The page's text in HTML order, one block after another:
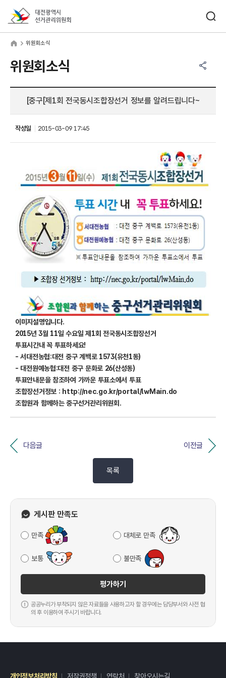
위원회소식
위원회소식
[중구[제1회 전국동시조합장선거 정보를 알려드립니다~
작성일 2015-03-09 17:45
이미지설명입니다.
2015년 3월 11일 수요일 제1회 전국동시조합장선거
투표시간내 꼭 투표하세요!
- 서대전농협:대전 중구 계백로 1573(유천1동)
- 대전원예농협:대전 중구 문화로 26(산성동)
투표안내문을 참조하여 가까운 투표소에서 투표
조합장선거정보 : http://nec.go.kr/portal/lwM ain.do
조합원과 함께하는 중구선거관리위원회.
다음글 이전글
목록
게시판 만족도
만족 대체로 만족
보통 불만족
평가하기
공공누리가 부착되지 않은 자료들을 사용하고자 할 경우에는 담당부서와 사전 협
의 후 이용하여 주시기 바랍니다.
개인정보처리방침 저작권정책 연락처 찾아오시는길